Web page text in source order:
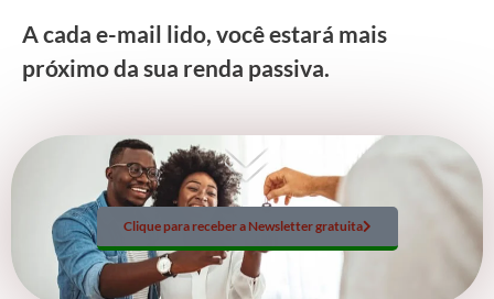
A cada e-mail lido, você estará mais
próximo da sua renda passiva.
Clique para receber a Newsletter gratuita